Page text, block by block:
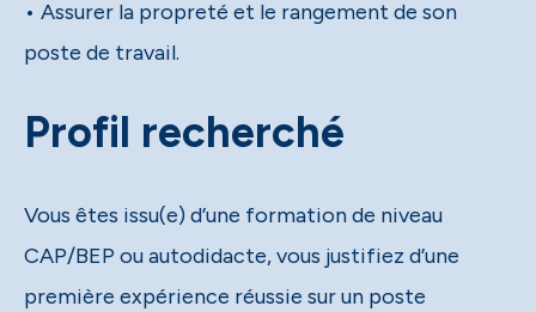
• Assurer la propreté et le rangement de son
poste de travail.
Profil recherché
Vous êtes issu(e) d’une formation de niveau
CAP/BEP ou autodidacte, vous justifiez d’une
première expérience réussie sur un poste